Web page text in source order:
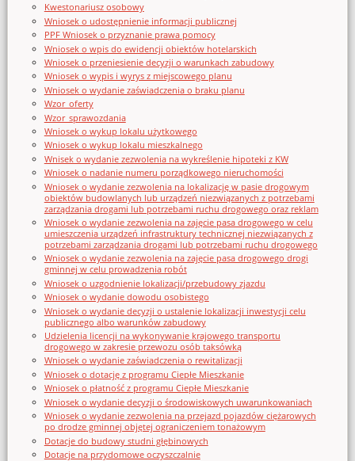
Kwestonariusz osobowy
Wniosek o udostępnienie informacji publicznej
PPF Wniosek o przyznanie prawa pomocy
Wniosek o wpis do ewidencji obiektów hotelarskich
Wniosek o przeniesienie decyzji o warunkach zabudowy
Wniosek o wypis i wyrys z miejscowego planu
Wniosek o wydanie zaświadczenia o braku planu
Wzor_oferty
Wzor_sprawozdania
Wniosek o wykup lokalu użytkowego
Wniosek o wykup lokalu mieszkalnego
Wnisek o wydanie zezwolenia na wykreślenie hipoteki z KW
Wniosek o nadanie numeru porządkowego nieruchomości
Wniosek o wydanie zezwolenia na lokalizację w pasie drogowym
obiektów budowlanych lub urządzeń niezwiązanych z potrzebami
zarządzania drogami lub potrzebami ruchu drogowego oraz reklam
Wniosek o wydanie zezwolenia na zajęcie pasa drogowego w celu
umieszczenia urządzeń infrastruktury technicznej niezwiązanych z
potrzebami zarządzania drogami lub potrzebami ruchu drogowego
Wniosek o wydanie zezwolenia na zajęcie pasa drogowego drogi
gminnej w celu prowadzenia robót
Wniosek o uzgodnienie lokalizacji/przebudowy zjazdu
Wniosek o wydanie dowodu osobistego
Wniosek o wydanie decyzji o ustalenie lokalizacji inwestycji celu
publicznego albo warunków zabudowy
Udzielenia licencji na wykonywanie krajowego transportu
drogowego w zakresie przewozu osób taksówką
Wniosek o wydanie zaświadczenia o rewitalizacji
Wniosek o dotację z programu Ciepłe Mieszkanie
Wniosek o płatność z programu Ciepłe Mieszkanie
Wniosek o wydanie decyzji o środowiskowych uwarunkowaniach
Wniosek o wydanie zezwolenia na przejazd pojazdów ciężarowych
po drodze gminnej objętej ograniczeniem tonażowym
Dotacje do budowy studni głębinowych
Dotacje na przydomowe oczyszczalnie